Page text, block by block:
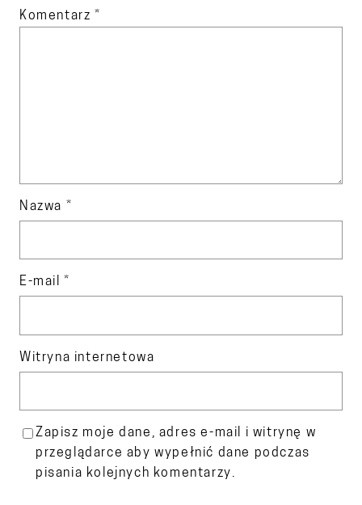
Komentarz *
Nazwa *
E-mail *
Witryna internetowa
Zapisz moje dane, adres e-mail i witrynę w
przeglądarce aby wypełnić dane podczas
pisania kolejnych komentarzy.